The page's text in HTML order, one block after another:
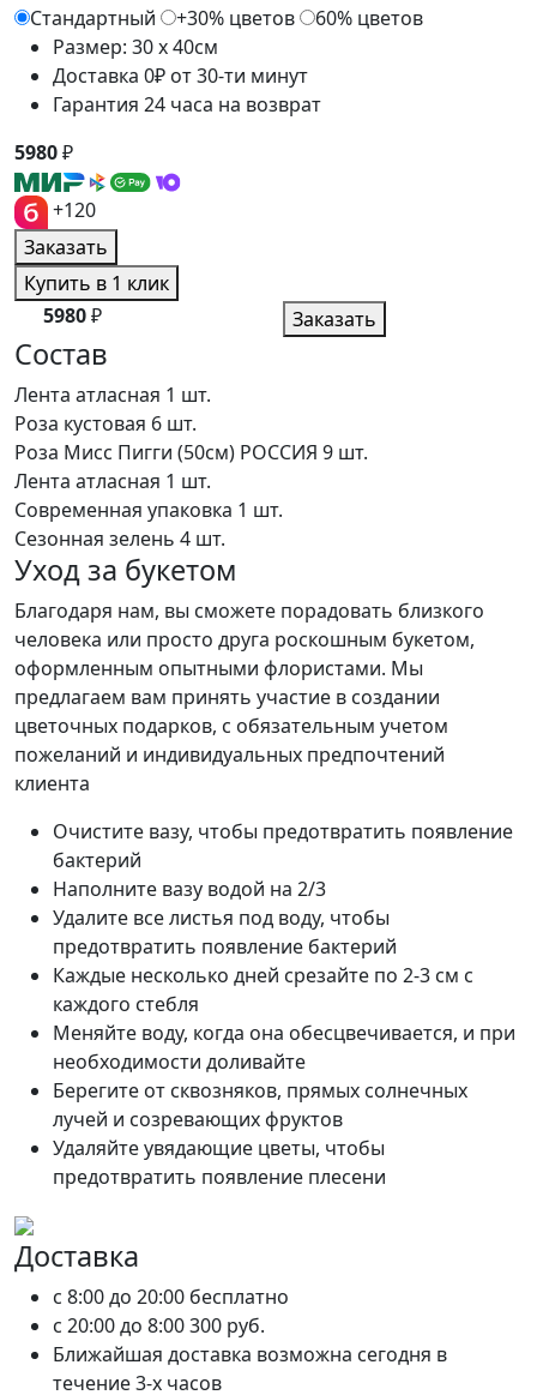
Стандартный
+30% цветов
60% цветов
Размер: 30 x 40см
Доставка 0₽ от 30-ти минут
Гарантия 24 часа на возврат
5980₽
+120
Заказать
Купить в 1 клик
5980₽ Заказать
Состав
Лента атласная 1 шт.
Роза кустовая 6 шт.
Роза Мисс Пигги (50см) РОССИЯ 9 шт.
Лента атласная 1 шт.
Современная упаковка 1 шт.
Сезонная зелень 4 шт.
Уход за букетом
Благодаря нам, вы сможете порадовать близкого
человека или просто друга роскошным букетом,
оформленным опытными флористами. Мы
предлагаем вам принять участие в создании
цветочных подарков, с обязательным учетом
пожеланий и индивидуальных предпочтений
клиента
Очистите вазу, чтобы предотвратить появление
бактерий
Наполните вазу водой на 2/3
Удалите все листья под воду, чтобы
предотвратить появление бактерий
Каждые несколько дней срезайте по 2-3 см с
каждого стебля
Меняйте воду, когда она обесцвечивается, и при
необходимости доливайте
Берегите от сквозняков, прямых солнечных
лучей и созревающих фруктов
Удаляйте увядающие цветы, чтобы
предотвратить появление плесени
Доставка
c 8:00 до 20:00 бесплатно
c 20:00 до 8:00300 руб.
Ближайшая доставка возможна сегодня в
течение 3-х часов